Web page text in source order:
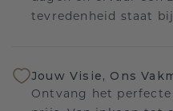
tevredenheid staat
Jouw Visie, Ons
Ontvang het